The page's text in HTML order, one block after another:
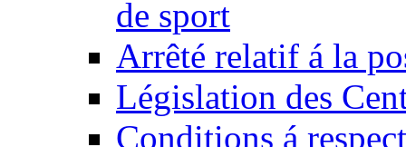
de sport
Arrêté relatif á la
Législation des
Conditions á